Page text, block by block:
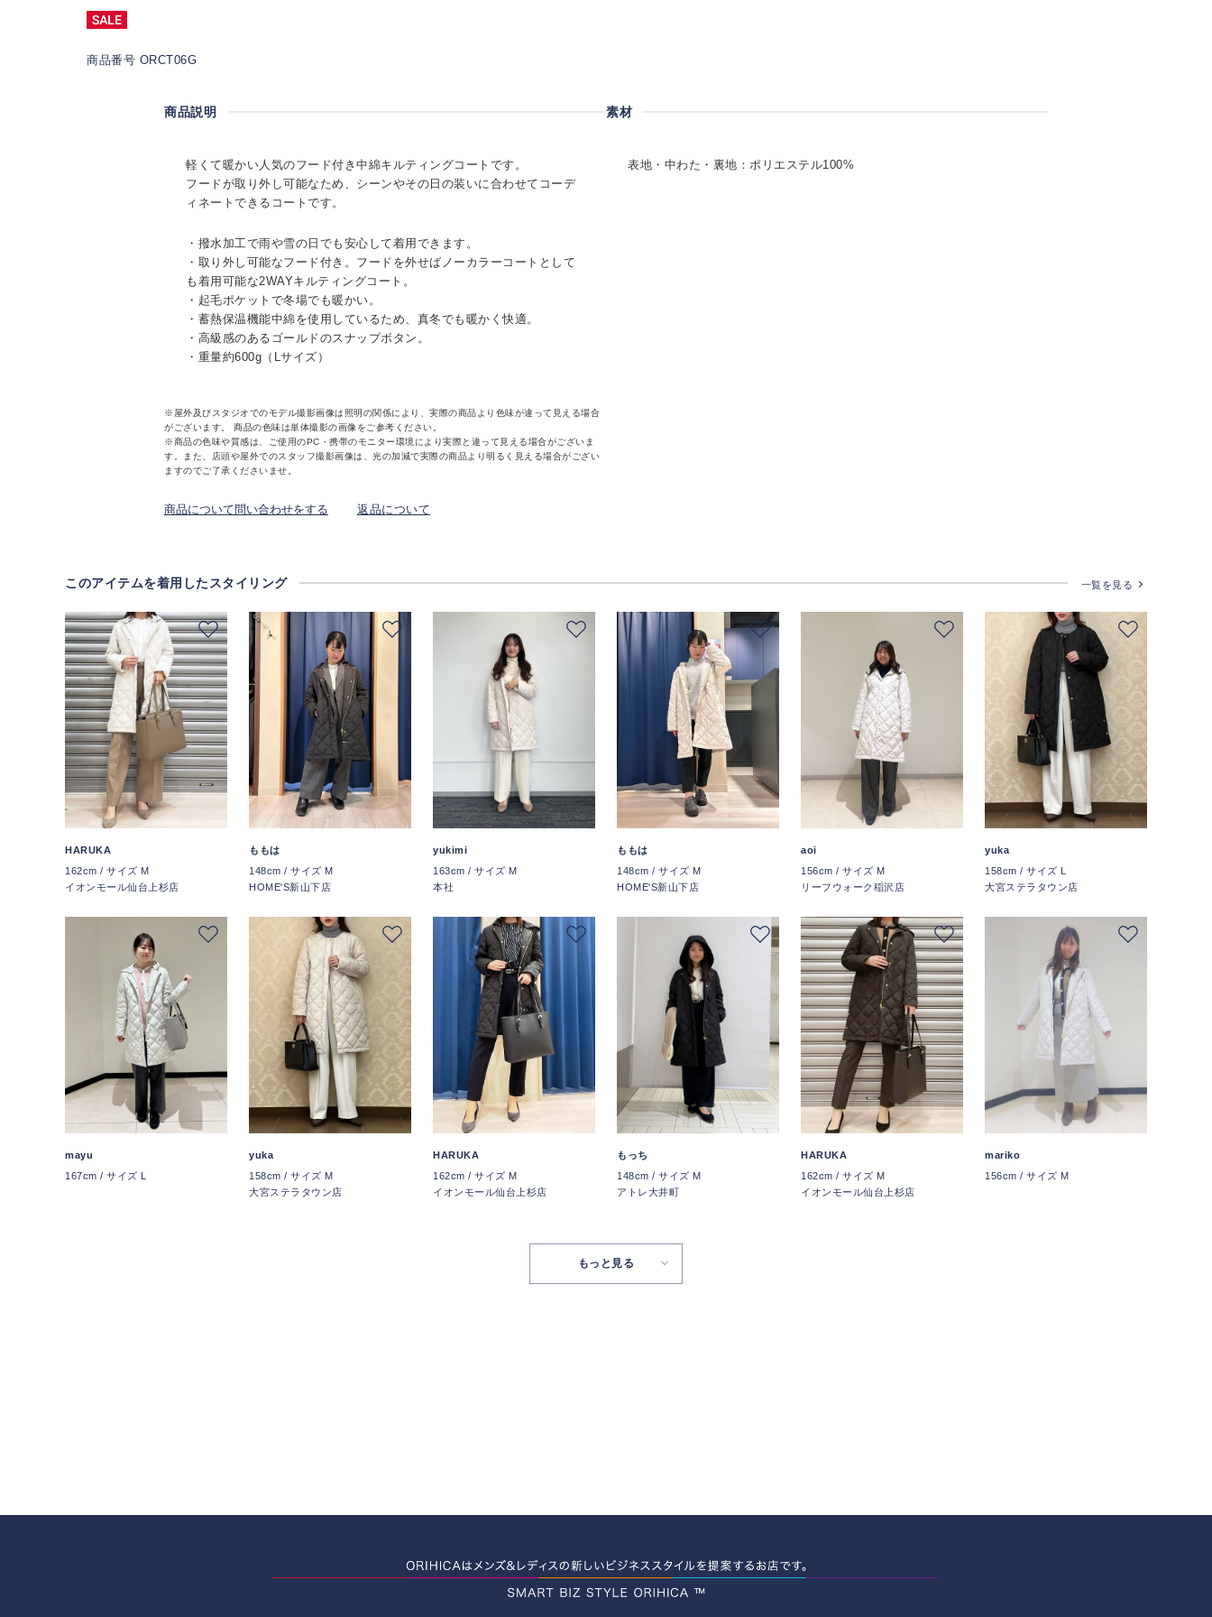
商品番号 ORCT06G
商品説明
軽くて暖かい人気のフード付き中綿キルティングコートです。
フードが取り外し可能なため、シーンやその日の装いに合わせてコーデ
ィネートできるコートです。
・撥水加工で雨や雪の日でも安心して着用できます。
・取り外し可能なフード付き。フードを外せばノーカラーコートとして
も着用可能な2WAYキルティングコート。
・起毛ポケットで冬場でも暖かい。
・蓄熱保温機能中綿を使用しているため、真冬でも暖かく快適。
・高級感のあるゴールドのスナップボタン。
・重量約600g（Lサイズ）
※屋外及びスタジオでのモデル撮影画像は照明の関係により、実際の商品より色味が違って見える場合
がございます。 商品の色味は単体撮影の画像をご参考ください。
※商品の色味や質感は、ご使用のPC・携帯のモニター環境により実際と違って見える場合がございま
す。また、店頭や屋外でのスタッフ撮影画像は、光の加減で実際の商品より明るく見える場合がござい
ますのでご了承くださいませ。
商品について問い合わせをする 返品について
素材
表地・中わた・裏地：ポリエステル100%
このアイテムを着用したスタイリング 一覧を見る
HARUKA
162cm / サイズ M
イオンモール仙台上杉店
ももは
148cm / サイズ M
HOME'S新山下店
yukimi
163cm / サイズ M
本社
ももは
148cm / サイズ M
HOME'S新山下店
aoi
156cm / サイズ M
リーフウォーク稲沢店
yuka
158cm / サイズ L
大宮ステラタウン店
mayu
167cm / サイズ L
yuka
158cm / サイズ M
大宮ステラタウン店
HARUKA
162cm / サイズ M
イオンモール仙台上杉店
もっち
148cm / サイズ M
アトレ大井町
HARUKA
162cm / サイズ M
イオンモール仙台上杉店
mariko
156cm / サイズ M
もっと見る